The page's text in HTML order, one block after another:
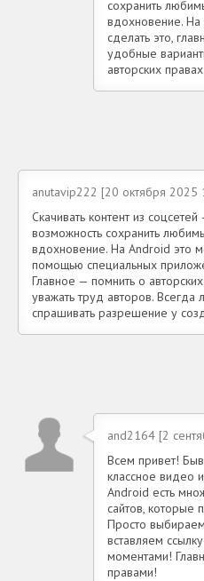
сохранить
вдохновение. На
сделать это,
удобные
авторских
anutavip222 [20 октября 2025
Скачивать контент из
возможность сохранить
вдохновение. На Android это
помощью специальных
Главное — помнить о
уважать труд авторов. Всегда
спрашивать разрешение у
and2164 [2
Всем привет!
классное видео
Android есть
сайтов, которые
Просто
вставляем
моментами!
правами!